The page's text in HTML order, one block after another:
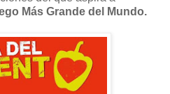
Más Grande del Mundo.